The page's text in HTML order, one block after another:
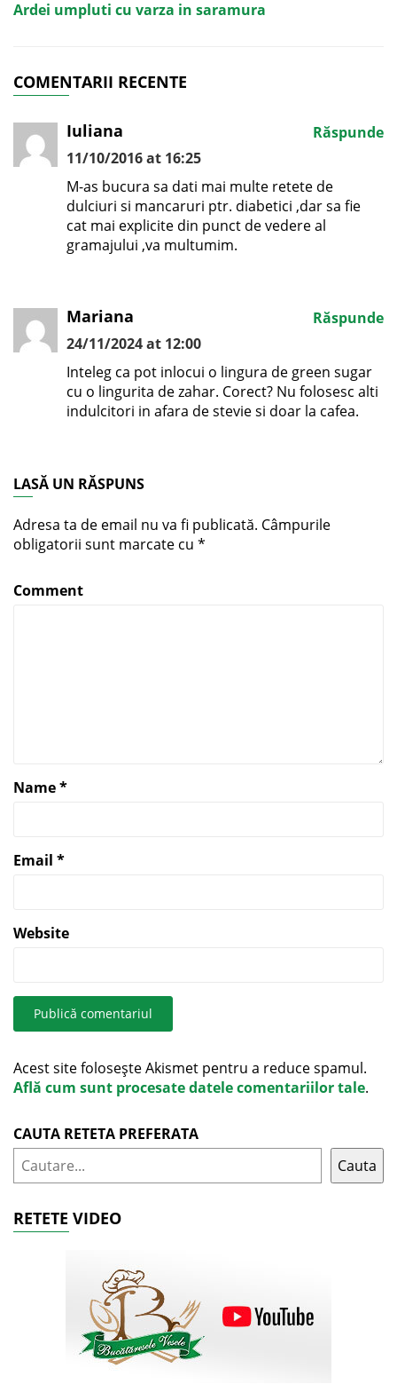
Ardei umpluti cu varza in saramura
COMENTARII RECENTE
Iuliana
11/10/2016 at 16:25
M-as bucura sa dati mai multe retete de
dulciuri si mancaruri ptr. diabetici ,dar sa fie
cat mai explicite din punct de vedere al
gramajului ,va multumim.
Răspunde
Mariana
24/11/2024 at 12:00
Inteleg ca pot inlocui o lingura de green sugar
cu o lingurita de zahar. Corect? Nu folosesc alti
indulcitori in afara de stevie si doar la cafea.
Răspunde
LASĂ UN RĂSPUNS
Adresa ta de email nu va fi publicată. Câmpurile
obligatorii sunt marcate cu *
Comment
Name*
Email *
Website
Acest site folosește Akismet pentru a reduce spamul.
Află cum sunt procesate datele comentariilor tale.
CAUTA RETETA PREFERATA
Cauta
RETETE VIDEO